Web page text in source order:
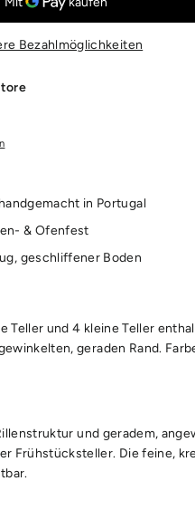
Bezahlmöglichkeiten
in Portugal
& Ofenfest
geschliffener Boden
Teller und 4 kleine Teller
geraden Rand.
und geradem,
Frühstücksteller. Die feine,